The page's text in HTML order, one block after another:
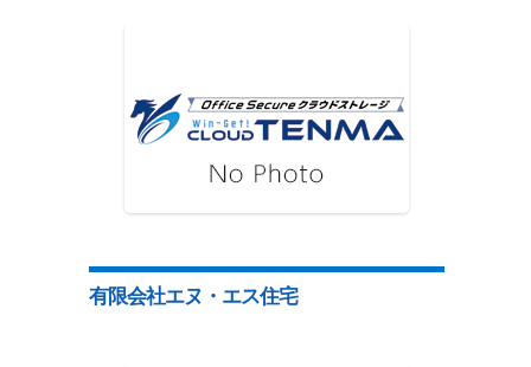
有限会社エヌ・エス住宅